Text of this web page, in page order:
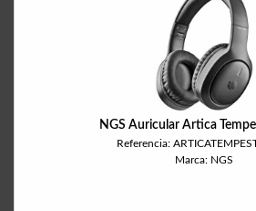
NGS Auricular Artica
Referencia:
Marca: NGS